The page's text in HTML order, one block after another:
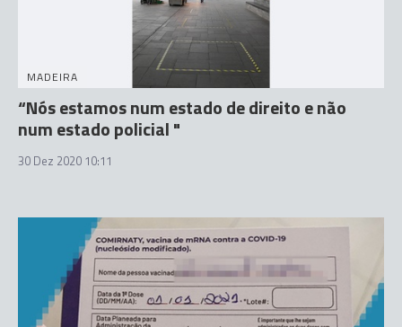
MADEIRA
“Nós estamos num estado de direito e não
num estado policial "
30 Dez 2020 10:11